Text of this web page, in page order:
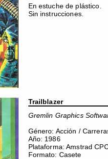
En estuche de plástico.
Sin instrucciones.
Trailblazer
Gremlin Graphics
Género: Acción /
Año: 1986
Plataforma: Amstrad
Formato: Casete